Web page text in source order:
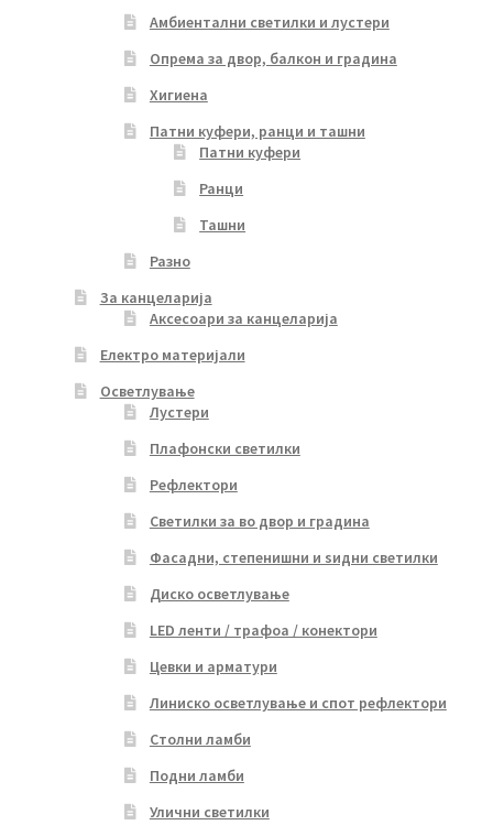
Амбиентални светилки и лустери
Опрема за двор, балкон и градина
Хигиена
Патни куфери, ранци и ташни
Патни куфери
Ранци
Ташни
Разно
За канцеларија
Аксесоари за канцеларија
Електро материјали
Осветлување
Лустери
Плафонски светилки
Рефлектори
Светилки за во двор и градина
Фасадни, степенишни и ѕидни светилки
Диско осветлување
LED ленти / трафоа / конектори
Цевки и арматури
Линиско осветлување и спот рефлектори
Столни ламби
Подни ламби
Улични светилки